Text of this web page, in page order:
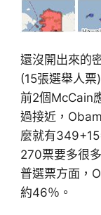
還沒開出來的
(15張選舉人票
前2個McCain
過接近，
麼就有
270票要多很
普選票方面，
約46％。